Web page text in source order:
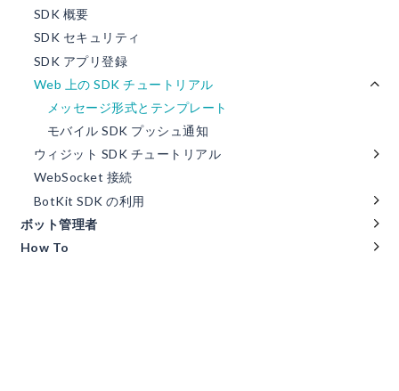
SDK 概要
SDK セキュリティ
SDK アプリ登録
Web 上の SDK チュートリアル
メッセージ形式とテンプレート
モバイル SDK プッシュ通知
ウィジット SDK チュートリアル
WebSocket 接続
BotKit SDK の利用
ボット管理者
How To